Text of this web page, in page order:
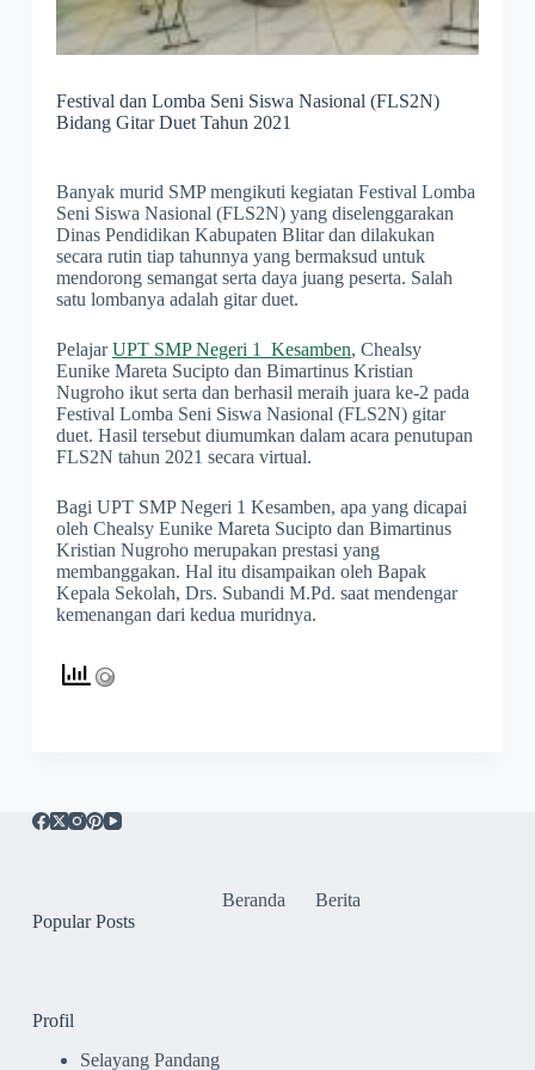
Festival dan Lomba Seni Siswa Nasional (FLS2N)
Bidang Gitar Duet Tahun 2021
Banyak murid SMP mengikuti kegiatan Festival Lomba
Seni Siswa Nasional (FLS2N) yang diselenggarakan
Dinas Pendidikan Kabupaten Blitar dan dilakukan
secara rutin tiap tahunnya yang bermaksud untuk
mendorong semangat serta daya juang peserta. Salah
satu lombanya adalah gitar duet.
PelajarUPT SMP Negeri 1 Kesamben, Chealsy
Eunike Mareta Sucipto dan Bimartinus Kristian
Nugroho ikut serta dan berhasil meraih juara ke-2 pada
Festival Lomba Seni Siswa Nasional (FLS2N) gitar
duet. Hasil tersebut diumumkan dalam acara penutupan
FLS2N tahun 2021 secara virtual.
Bagi UPT SMP Negeri 1 Kesamben, apa yang dicapai
oleh Chealsy Eunike Mareta Sucipto dan Bimartinus
Kristian Nugroho merupakan prestasi yang
membanggakan. Hal itu disampaikan oleh Bapak
Kepala Sekolah, Drs. Subandi M.Pd. saat mendengar
kemenangan dari kedua muridnya.
Beranda
Berita
Popular Posts
Profil
Selayang Pandang